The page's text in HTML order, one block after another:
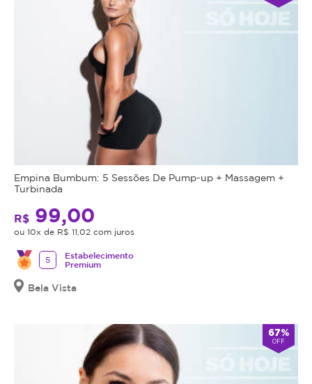
Empina Bumbum: 5 Sessões De Pump-up + Massagem +
Turbinada
R$ 99,00
ou 10x de R$ 11,02 com juros
5
Estabelecimento
Premium
Bela Vista
67%
OFF